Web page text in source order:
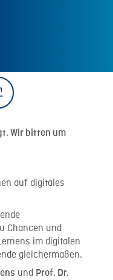
Wir bitten um
auf digitales
Chancen und
im digitalen
gleichermaßen.
und Prof. Dr.